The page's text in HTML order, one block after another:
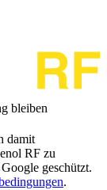
bleiben
damit
RF zu
geschützt.
.